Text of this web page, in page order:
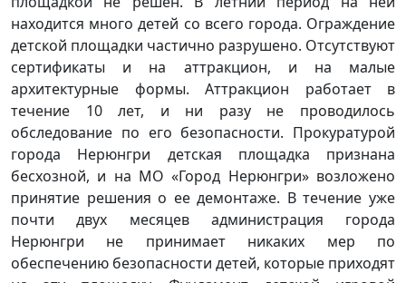
находится много детей со всего города. Ограждение
детской площадки частично разрушено. Отсутствуют
сертификаты и на аттракцион, и на малые
архитектурные формы. Аттракцион работает в
течение 10 лет, и ни разу не проводилось
обследование по его безопасности. Прокуратурой
города Нерюнгри детская площадка признана
бесхозной, и на МО «Город Нерюнгри» возложено
принятие решения о ее демонтаже. В течение уже
почти двух месяцев администрация города
Нерюнгри не принимает никаких мер по
обеспечению безопасности детей, которые приходят